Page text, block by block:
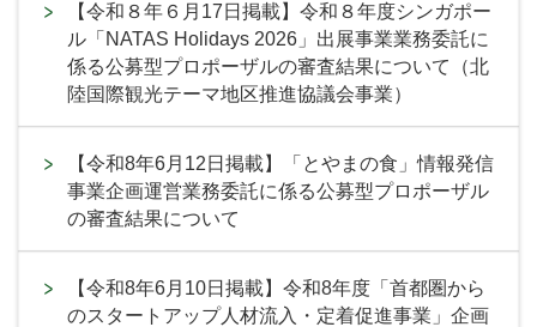
【令和８年６月17日掲載】令和８年度シンガポー
ル「NATAS Holidays 2026」出展事業業務委託に
係る公募型プロポーザルの審査結果について（北
陸国際観光テーマ地区推進協議会事業）
【令和8年6月12日掲載】「とやまの食」情報発信
事業企画運営業務委託に係る公募型プロポーザル
の審査結果について
【令和8年6月10日掲載】令和8年度「首都圏から
のスタートアップ人材流入・定着促進事業」企画